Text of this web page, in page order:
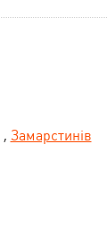
, Замарстинів